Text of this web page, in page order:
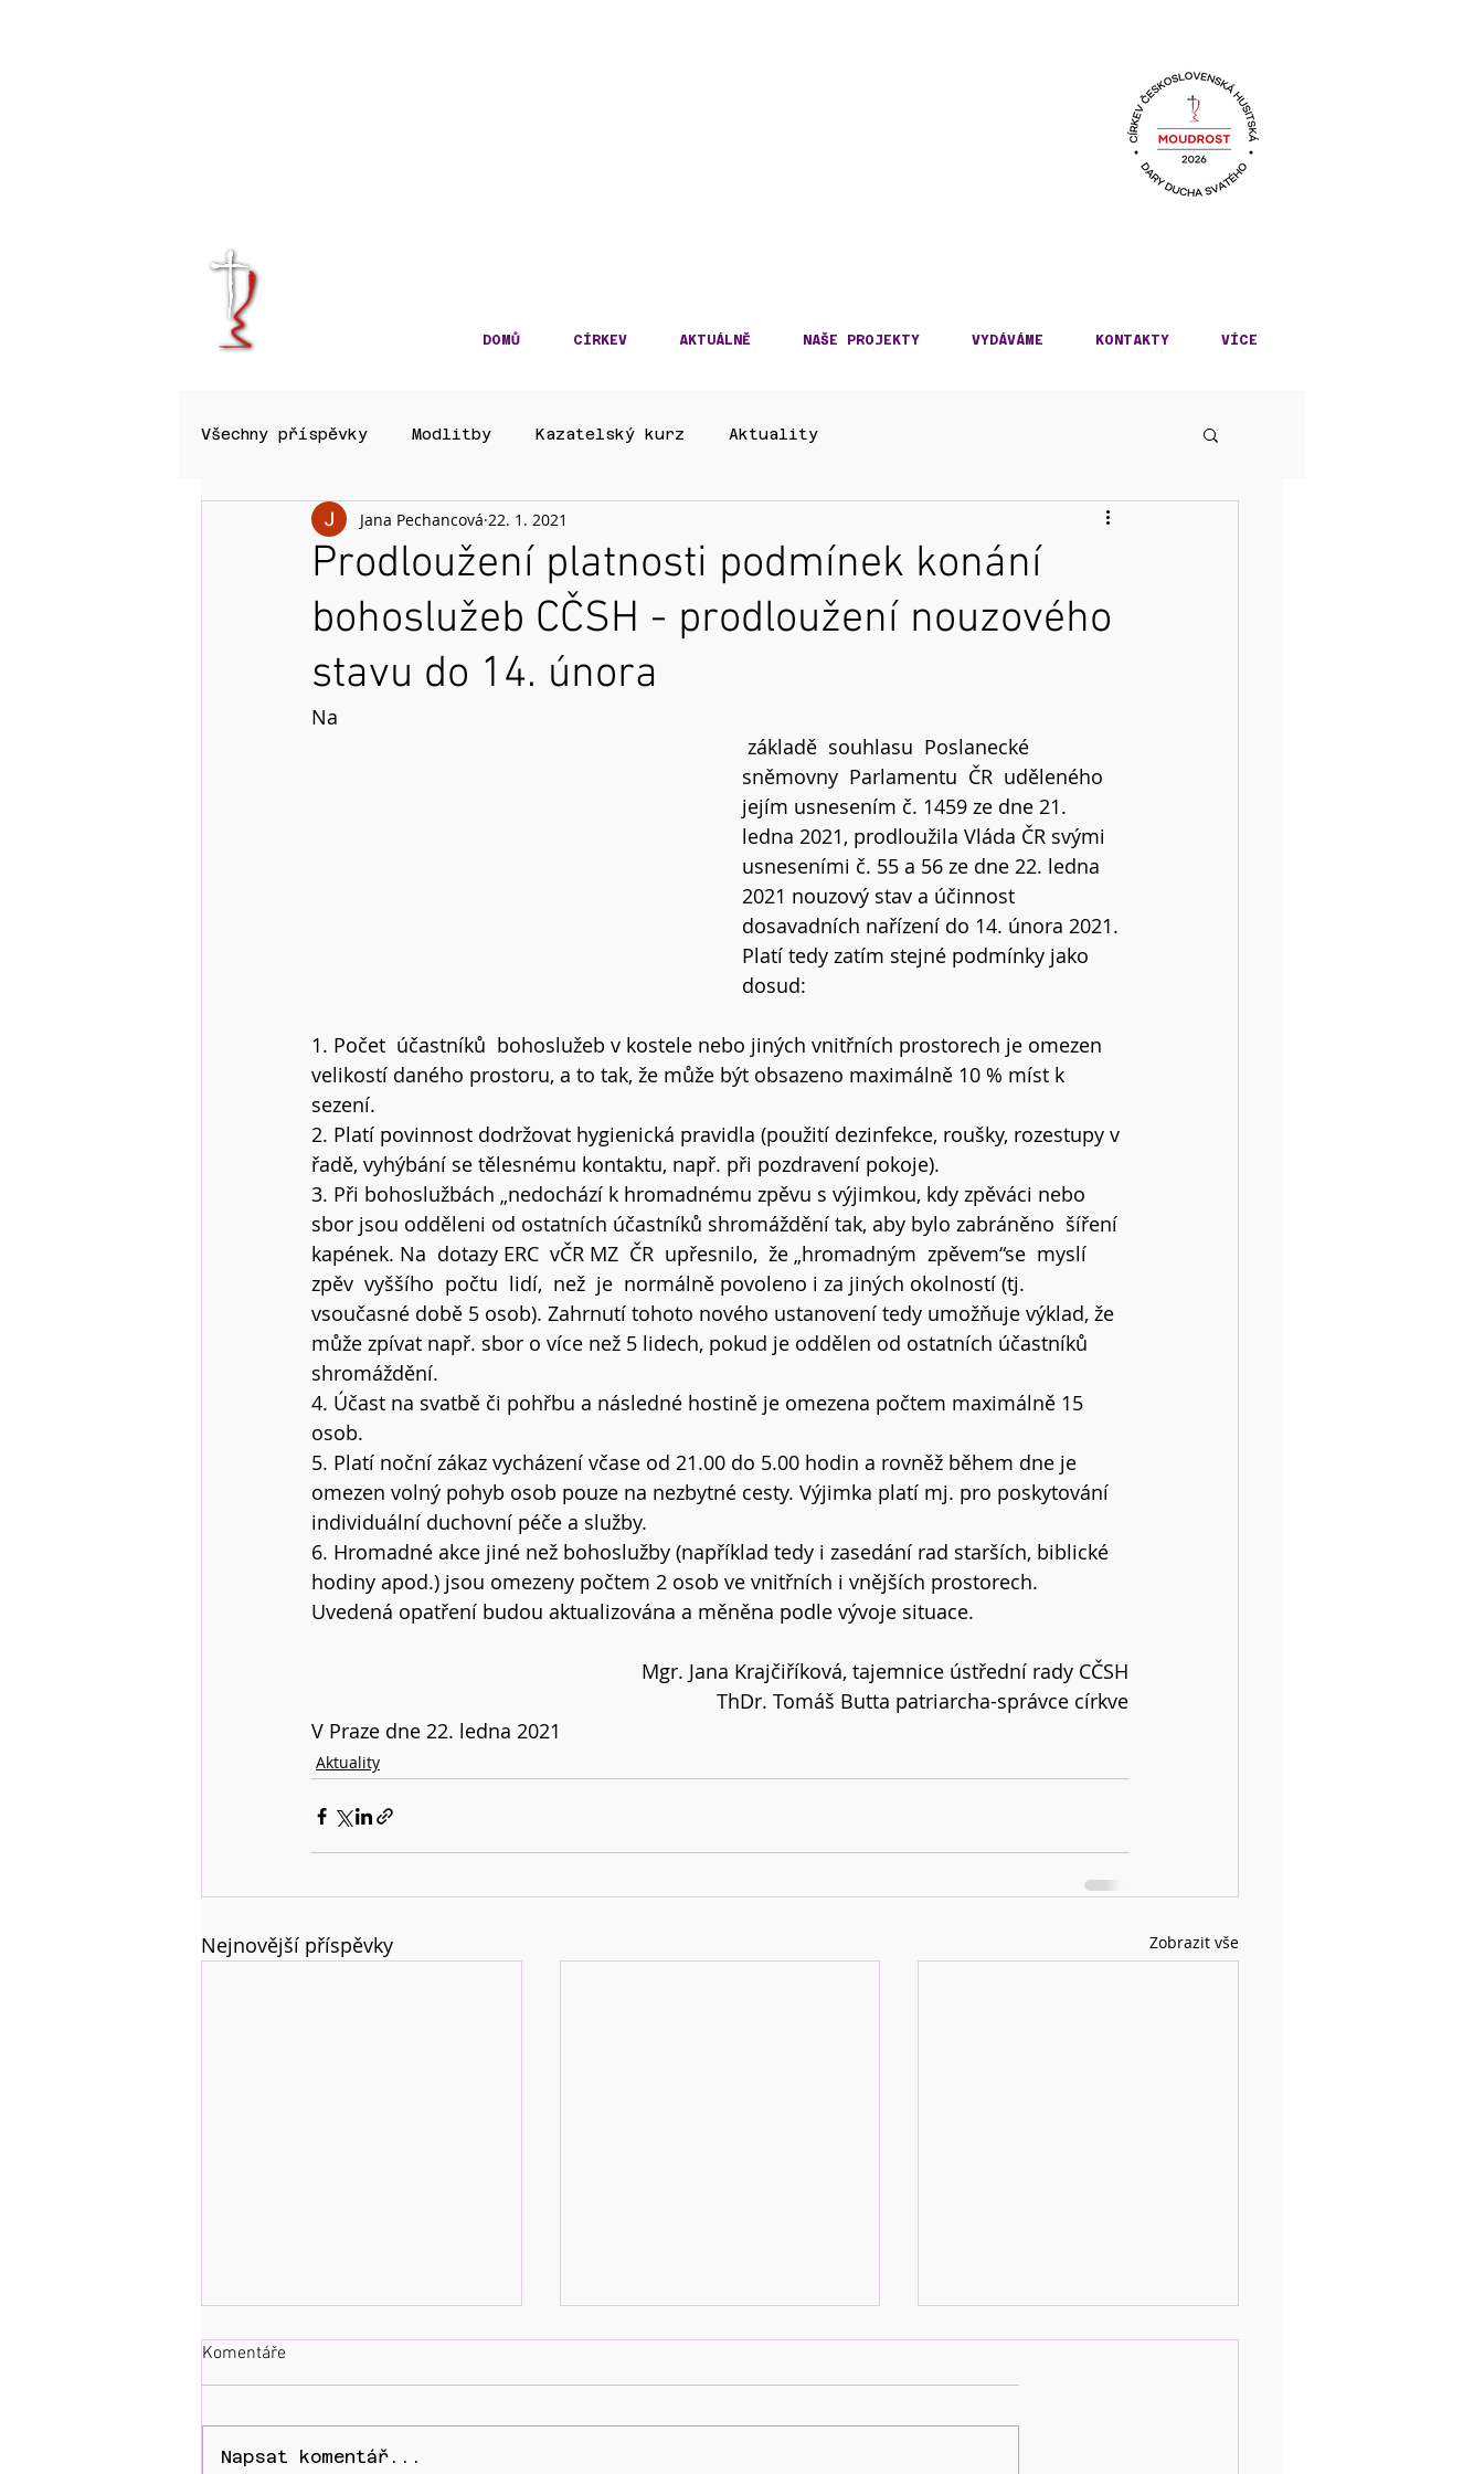
DOMŮ CÍRKEV AKTUÁLNĚ NAŠE PROJEKTY VYDÁVÁME KONTAKTY VÍCE
Všechny příspěvky Modlitby Kazatelský kurz Aktuality
Prodloužení platnosti podmínek konání
bohoslužeb CČSH - prodloužení nouzového
stavu do 14. února
Jana Pechancová 22. 1. 2021
Na
sněmovny  Parlamentu  ČR  uděleného
jejím usnesením č. 1459 ze dne 21.
ledna 2021, prodloužila Vláda ČR svými
usneseními č. 55 a 56 ze dne 22. ledna
2021 nouzový stav a účinnost
dosavadních nařízení do 14. února 2021.
Platí tedy zatím stejné podmínky jako
dosud:
1. Počet  účastníků  bohoslužeb v kostele nebo jiných vnitřních prostorech je omezen
velikostí daného prostoru, a to tak, že může být obsazeno maximálně 10 % míst k
sezení.
2. Platí povinnost dodržovat hygienická pravidla (použití dezinfekce, roušky, rozestupy v
řadě, vyhýbání se tělesnému kontaktu, např. při pozdravení pokoje).
3. Při bohoslužbách „nedochází k hromadnému zpěvu s výjimkou, kdy zpěváci nebo
sbor jsou odděleni od ostatních účastníků shromáždění tak, aby bylo zabráněno  šíření
kapének. Na  dotazy ERC  vČR MZ  ČR  upřesnilo,  že „hromadným  zpěvem“se  myslí
zpěv  vyššího  počtu  lidí,  než  je  normálně povoleno i za jiných okolností (tj.
vsoučasné době 5 osob). Zahrnutí tohoto nového ustanovení tedy umožňuje výklad, že
může zpívat např. sbor o více než 5 lidech, pokud je oddělen od ostatních účastníků
shromáždění.
4. Účast na svatbě či pohřbu a následné hostině je omezena počtem maximálně 15
osob.
5. Platí noční zákaz vycházení včase od 21.00 do 5.00 hodin a rovněž během dne je
omezen volný pohyb osob pouze na nezbytné cesty. Výjimka platí mj. pro poskytování
individuální duchovní péče a služby.
6. Hromadné akce jiné než bohoslužby (například tedy i zasedání rad starších, biblické
hodiny apod.) jsou omezeny počtem 2 osob ve vnitřních i vnějších prostorech.
Uvedená opatření budou aktualizována a měněna podle vývoje situace.
Mgr. Jana Krajčiříková, tajemnice ústřední rady CČSH
ThDr. Tomáš Butta patriarcha-správce církve
V Praze dne 22. ledna 2021
Aktuality
Nejnovější příspěvky Zobrazit vše
Komentáře
Napsat komentář...